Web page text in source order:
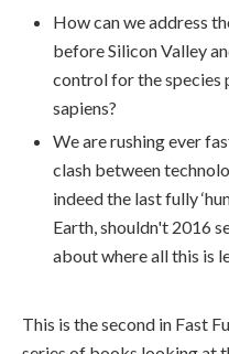
How can we address
before Silicon Valley
control for the species
sapiens?
We are rushing ever
clash between
indeed the last fully
Earth, shouldn't 2016
about where all this is
This is the second in Fast